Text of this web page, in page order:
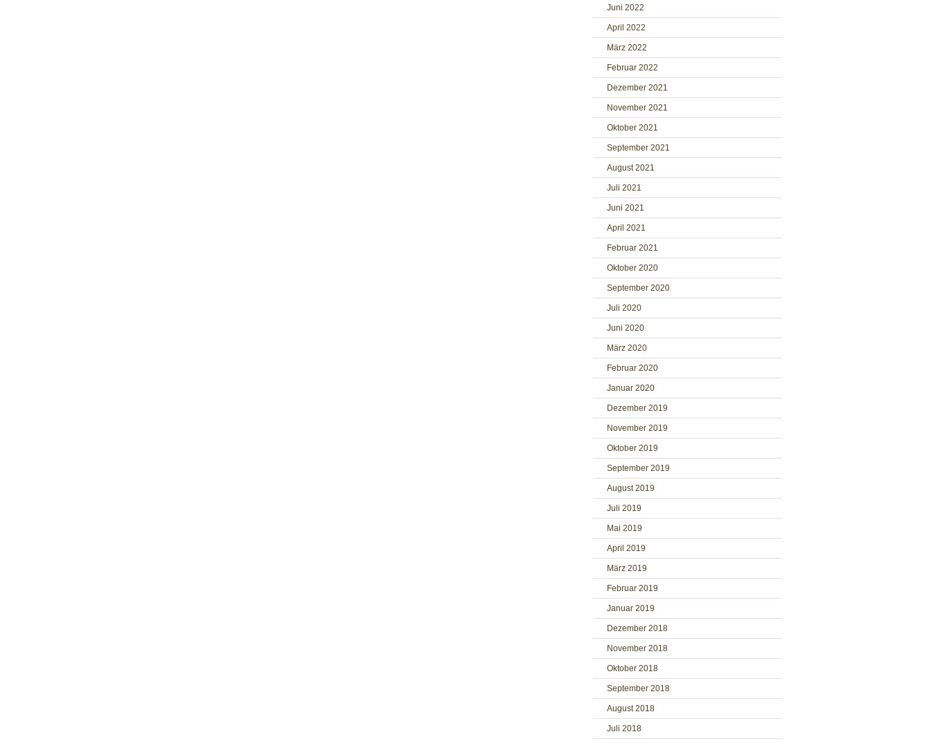
Juni 2022
April 2022
März 2022
Februar 2022
Dezember 2021
November 2021
Oktober 2021
September 2021
August 2021
Juli 2021
Juni 2021
April 2021
Februar 2021
Oktober 2020
September 2020
Juli 2020
Juni 2020
März 2020
Februar 2020
Januar 2020
Dezember 2019
November 2019
Oktober 2019
September 2019
August 2019
Juli 2019
Mai 2019
April 2019
März 2019
Februar 2019
Januar 2019
Dezember 2018
November 2018
Oktober 2018
September 2018
August 2018
Juli 2018